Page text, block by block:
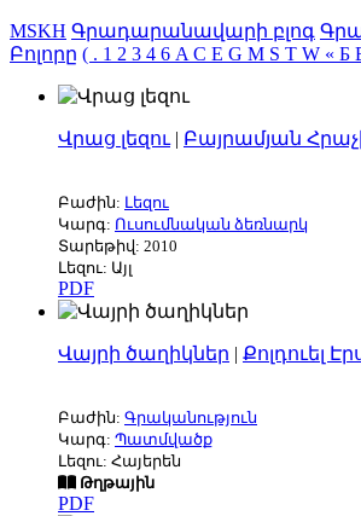
MSKH Գրադարանավարի բլոգ
Բոլորը ( . 1 2 3 4 6 AC E G M S T W « Б
Վրաց լեզու| Բայրամյան
Բաժին: Լեզու
Կարգ: Ուսումնական ձեռնարկ
Տարեթիվ: 2010
Լեզու: Այլ
PDF
Վայրի ծաղիկներ | Քոլդուել
Բաժին: Գրականություն
Կարգ: Պատմվածք
Լեզու: Հայերեն
Թղթային
PDF